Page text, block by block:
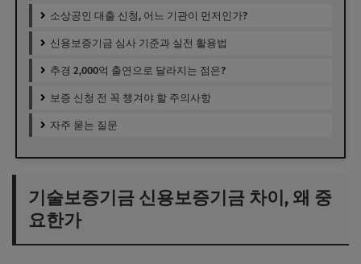
소상공인 대출 신청, 어느 기관이 먼저인가?
신용보증기금 심사 기준과 실전 활용법
추경 2,000억 출연으로 달라지는 점은?
보증 신청 전 꼭 챙겨야 할 주의사항
자주 묻는 질문
기술보증기금 신용보증기금 차이, 왜 중
요한가